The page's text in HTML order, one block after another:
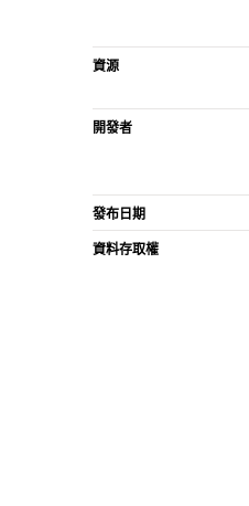
資源
開發者
發布日期
資料存取權